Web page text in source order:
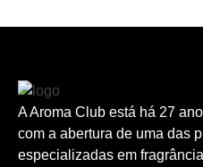
A Aroma Club está há 27
com a abertura de uma das
especializadas em